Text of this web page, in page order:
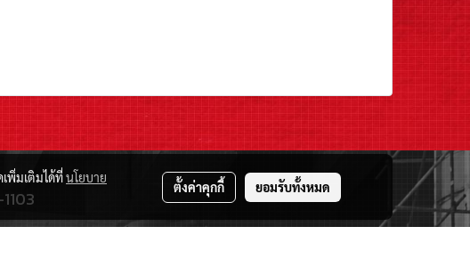
พิ่มเติมได้ที่นโยบาย
ตั้งค่าคุกกี้ ยอมรับทั้งหมด